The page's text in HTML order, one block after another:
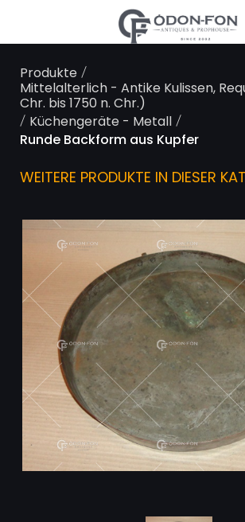
Produkte/
Mittelalterlich - Antike Kulissen,
Chr. bis 1750 n. Chr.)
/ Küchengeräte - Metall/
Runde Backform aus Kupfer
WEITERE PRODUKTE IN DIESER